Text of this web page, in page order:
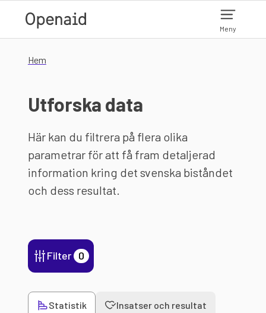
Meny
Hem
Utforska data
Här kan du filtrera på flera olika
parametrar för att få fram detaljerad
information kring det svenska biståndet
och dess resultat.
Filter 0
Statistik Insatser och resultat